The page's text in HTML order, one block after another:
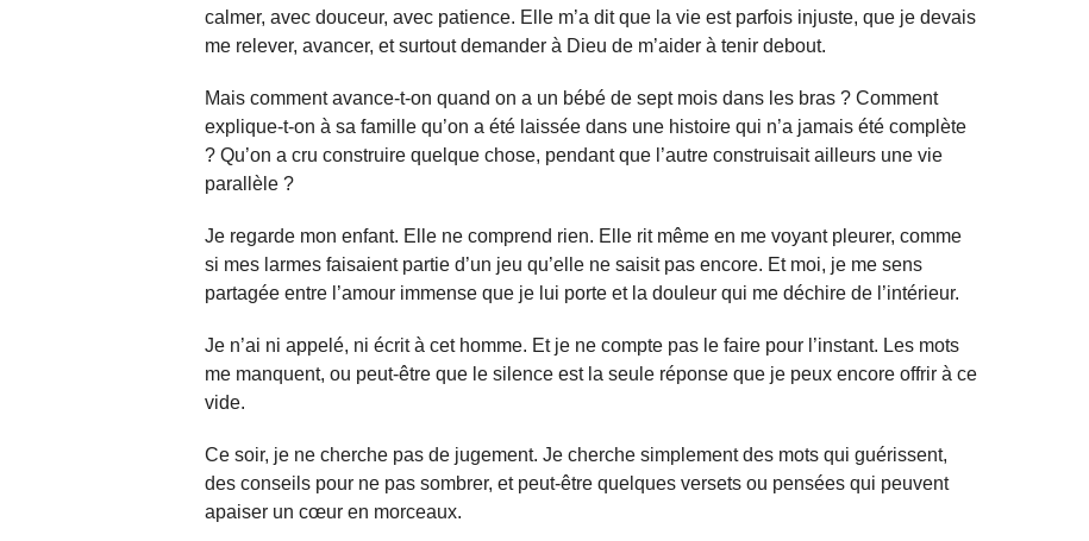
calmer, avec douceur, avec patience. Elle m’a dit que la vie est parfois injuste, que je devais
me relever, avancer, et surtout demander à Dieu de m’aider à tenir debout.
Mais comment avance-t-on quand on a un bébé de sept mois dans les bras ? Comment
explique-t-on à sa famille qu’on a été laissée dans une histoire qui n’a jamais été complète
? Qu’on a cru construire quelque chose, pendant que l’autre construisait ailleurs une vie
parallèle ?
Je regarde mon enfant. Elle ne comprend rien. Elle rit même en me voyant pleurer, comme
si mes larmes faisaient partie d’un jeu qu’elle ne saisit pas encore. Et moi, je me sens
partagée entre l’amour immense que je lui porte et la douleur qui me déchire de l’intérieur.
Je n’ai ni appelé, ni écrit à cet homme. Et je ne compte pas le faire pour l’instant. Les mots
me manquent, ou peut-être que le silence est la seule réponse que je peux encore offrir à ce
vide.
Ce soir, je ne cherche pas de jugement. Je cherche simplement des mots qui guérissent,
des conseils pour ne pas sombrer, et peut-être quelques versets ou pensées qui peuvent
apaiser un cœur en morceaux.